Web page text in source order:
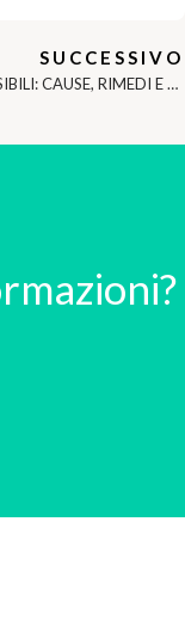
SUCCESSIVO
DENTI SENSIBILI: CAUSE, RIMEDI E CURE PROFESSIONALI A MONTICHIARI (BS)